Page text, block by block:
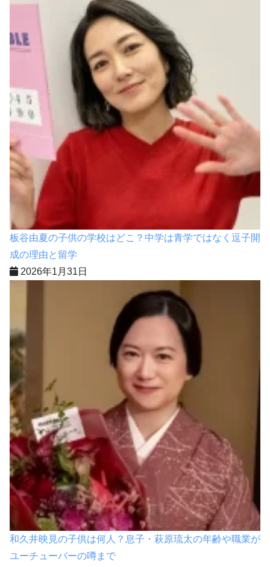
板谷由夏の子供の学校はどこ？中学は青学ではなく逗子開
成の理由と留学
2026年1月31日
和久井映見の子供は何人？息子・萩原琉太の年齢や職業が
ユーチューバーの噂まで